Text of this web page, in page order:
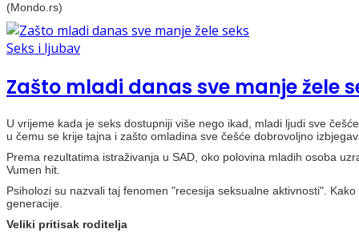
(Mondo.rs)
Seks i ljubav
Zašto mladi danas sve manje žele
U vrijeme kada je seks dostupniji više nego ikad, mladi ljudi sve
u čemu se krije tajna i zašto omladina sve češće dobrovoljno
Prema rezultatima istraživanja u SAD, oko polovina mladih osoba
Vumen hit.
Psiholozi su nazvali taj fenomen "recesija seksualne aktivnosti".
generacije.
Veliki pritisak roditelja